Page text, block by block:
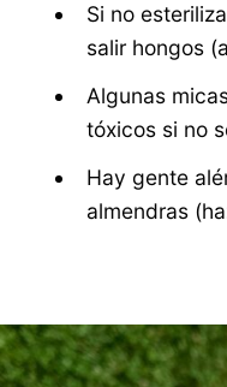
Si no
salir hongos
Algunas
tóxicos si no
Hay gente
almendras